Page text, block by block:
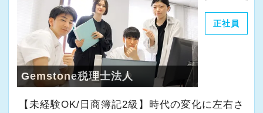
正社員
Gemstone税理士法人
【未経験OK/日商簿記2級】時代の変化に左右さ